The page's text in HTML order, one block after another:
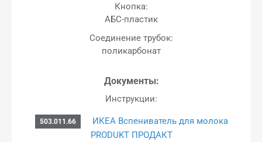
Кнопка:
АБС-пластик
Соединение трубок:
поликарбонат
Документы:
Инструкции:
503.011.66
ИКЕА Вспениватель для молока
PRODUKT ПРОДАКТ